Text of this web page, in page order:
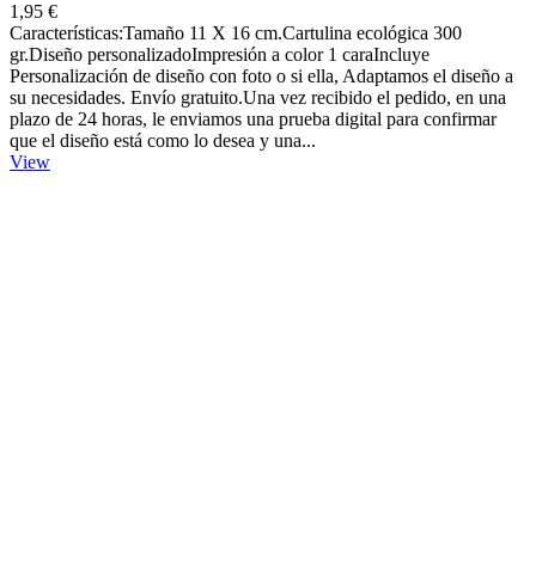
1,95 €
Características:Tamaño 11 X 16 cm.Cartulina ecológica 300
gr.Diseño personalizadoImpresión a color 1 caraIncluye
Personalización de diseño con foto o si ella, Adaptamos el diseño a
su necesidades. Envío gratuito.Una vez recibido el pedido, en una
plazo de 24 horas, le enviamos una prueba digital para confirmar
que el diseño está como lo desea y una...
View